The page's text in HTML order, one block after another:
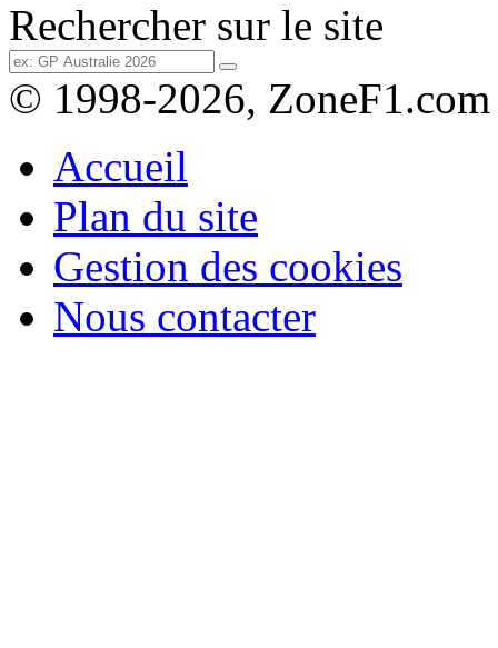
Rechercher sur le site
© 1998-2026, ZoneF1.com
Accueil
Plan du site
Gestion des cookies
Nous contacter